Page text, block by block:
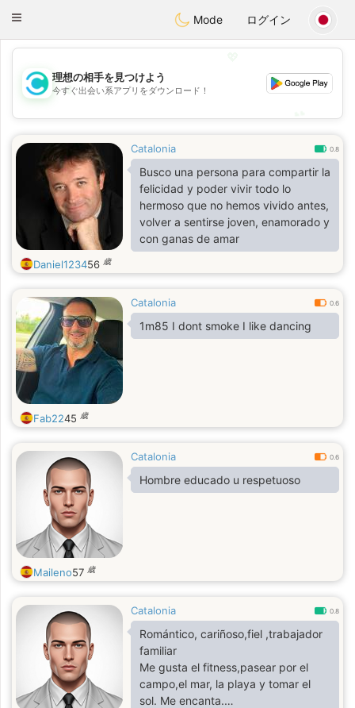
olombiaCitas
Toggle
Mode ログイン
💖
💕
理想の相手を見つけよう
今すぐ出会い系アプリをダウンロード！
Catalonia 0.8
Busco una persona para compartir la
felicidad y poder vivir todo lo
hermoso que no hemos vivido antes,
volver a sentirse joven, enamorado y
con ganas de amar
Daniel123456 歳
Catalonia 0.6
1m85 I dont smoke I like dancing
Fab2245 歳
Catalonia 0.6
Hombre educado u respetuoso
Maileno57 歳
Catalonia 0.8
Romántico, cariñoso,fiel ,trabajador
familiar
Me gusta el fitness,pasear por el
campo,el mar, la playa y tomar el
sol. Me encanta.